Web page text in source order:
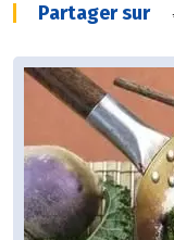
Partager sur